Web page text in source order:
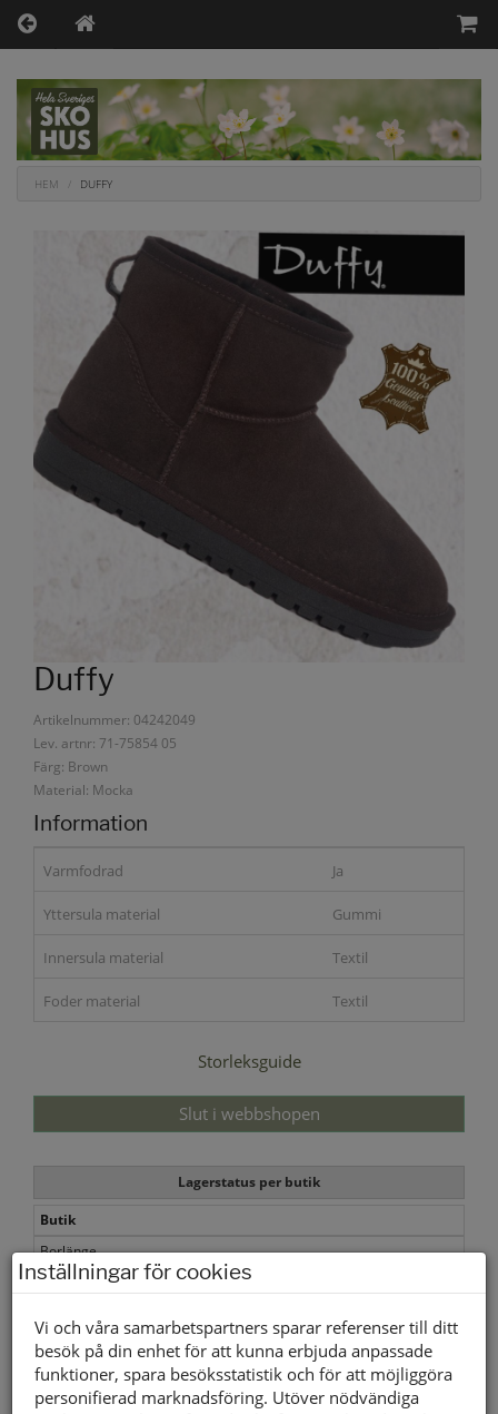
HEM DUFFY
Duffy
Artikelnummer: 04242049
Lev. artnr: 71-75854 05
Färg: Brown
Material: Mocka
Information
Varmfodrad Ja
Yttersula material Gummi
Innersula material Textil
Foder material Textil
Storleksguide
Slut i webbshopen
Lagerstatus per butik
Butik
Borlänge
Buffert lager
Andra färger
Inställningar för cookies
Vi och våra samarbetspartners sparar referenser till ditt
besök på din enhet för att kunna erbjuda anpassade
funktioner, spara besöksstatistik och för att möjliggöra
personifierad marknadsföring. Utöver nödvändiga